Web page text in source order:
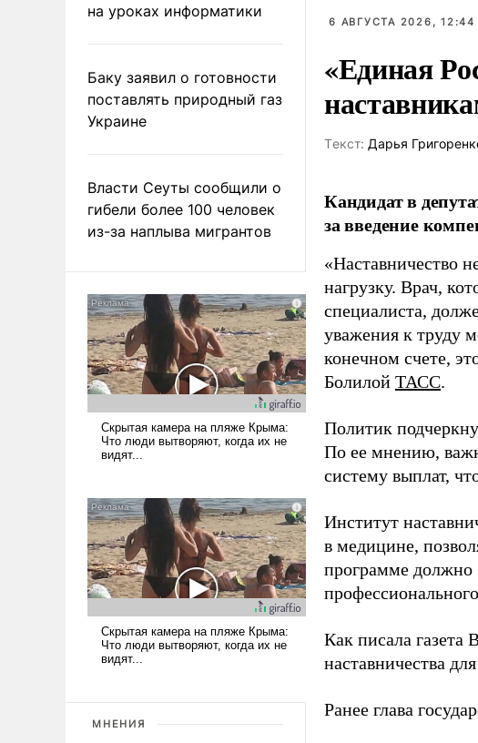
на уроках информатики
Баку заявил о готовности
поставлять природный газ
Украине
Власти Сеуты сообщили о
гибели более 100 человек
из-за наплыва мигрантов
МНЕНИЯ
6 АВГУСТА 2026, 12:44
«Единая
Tекст: Дарья
Кандидат в
за введение
«Наставничество
нагрузку. Врач,
специалиста,
уважения к труду
конечном счете,
Болилой ТАСС.
Политик
По ее мнению,
систему выплат,
Институт
в медицине,
программе должно
Как писала
наставничества
Ранее глава